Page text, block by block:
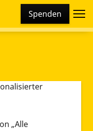
Spenden
Cookies und
Cookies und
„Alle